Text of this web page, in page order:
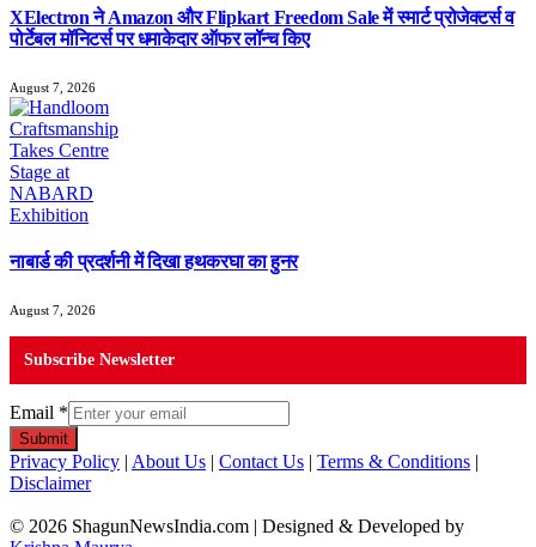
XElectron ने Amazon और Flipkart Freedom Sale में स्मार्ट प्रोजेक्टर्स व
पोर्टेबल मॉनिटर्स पर धमाकेदार ऑफर लॉन्च किए
August 7, 2026
नाबार्ड की प्रदर्शनी में दिखा हथकरघा का हुनर
August 7, 2026
Subscribe Newsletter
Email *
Submit
Privacy Policy | About Us | Contact Us | Terms & Conditions |
Disclaimer
© 2026 ShagunNewsIndia.com | Designed & Developed by